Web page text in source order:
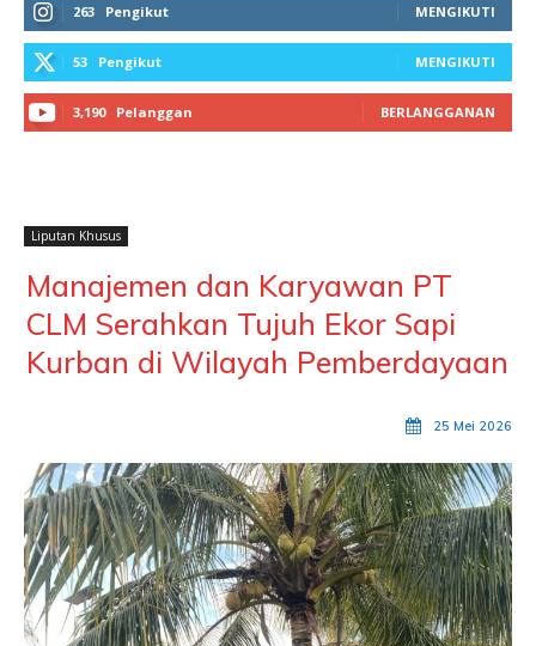
263 Pengikut MENGIKUTI
53 Pengikut MENGIKUTI
3,190 Pelanggan BERLANGGANAN